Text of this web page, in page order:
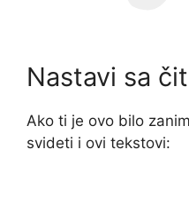
Nastavi sa
Ako ti je ovo bilo
svideti i ovi tekstovi: